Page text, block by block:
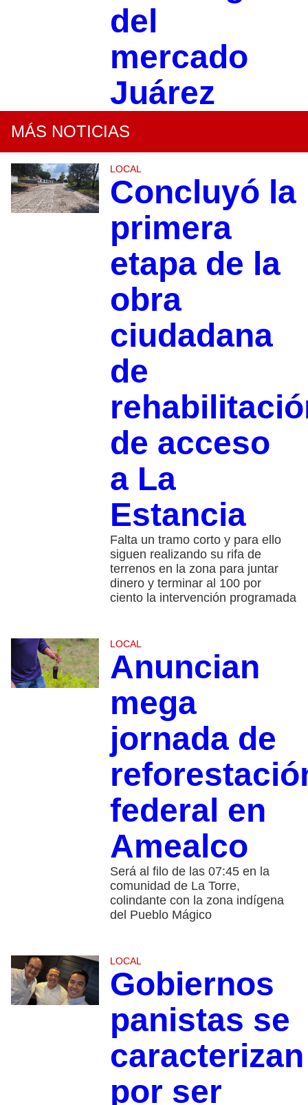
del
mercado
Juárez
MÁS NOTICIAS
LOCAL
Concluyó la
primera
etapa de la
obra
ciudadana
de
de acceso
a La
Estancia
Falta un tramo corto y para ello
siguen realizando su rifa de
terrenos en la zona para juntar
dinero y terminar al 100 por
ciento la intervención programada
LOCAL
Anuncian
mega
jornada de
federal en
Amealco
Será al filo de las 07:45 en la
comunidad de La Torre,
colindante con la zona indígena
del Pueblo Mágico
LOCAL
Gobiernos
panistas se
caracterizan
por ser